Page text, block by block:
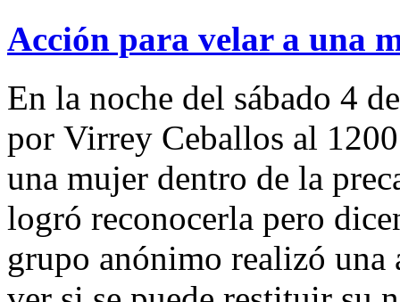
Acción para velar a una
En la noche del sábado 4
por Virrey Ceballos al
una mujer dentro de la
logró reconocerla pero
grupo anónimo realizó